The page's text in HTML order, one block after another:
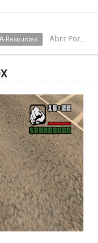
Resources Abrir Portas Dx